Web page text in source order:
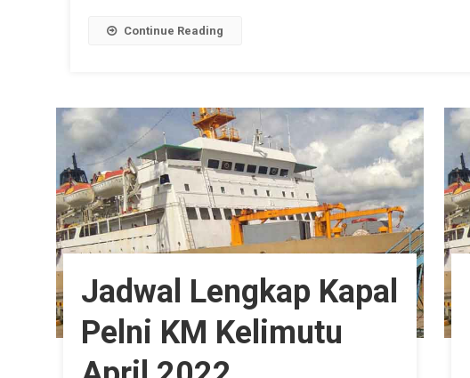
Continue Reading
Jadwal Lengkap Kapal
Pelni KM Kelimutu